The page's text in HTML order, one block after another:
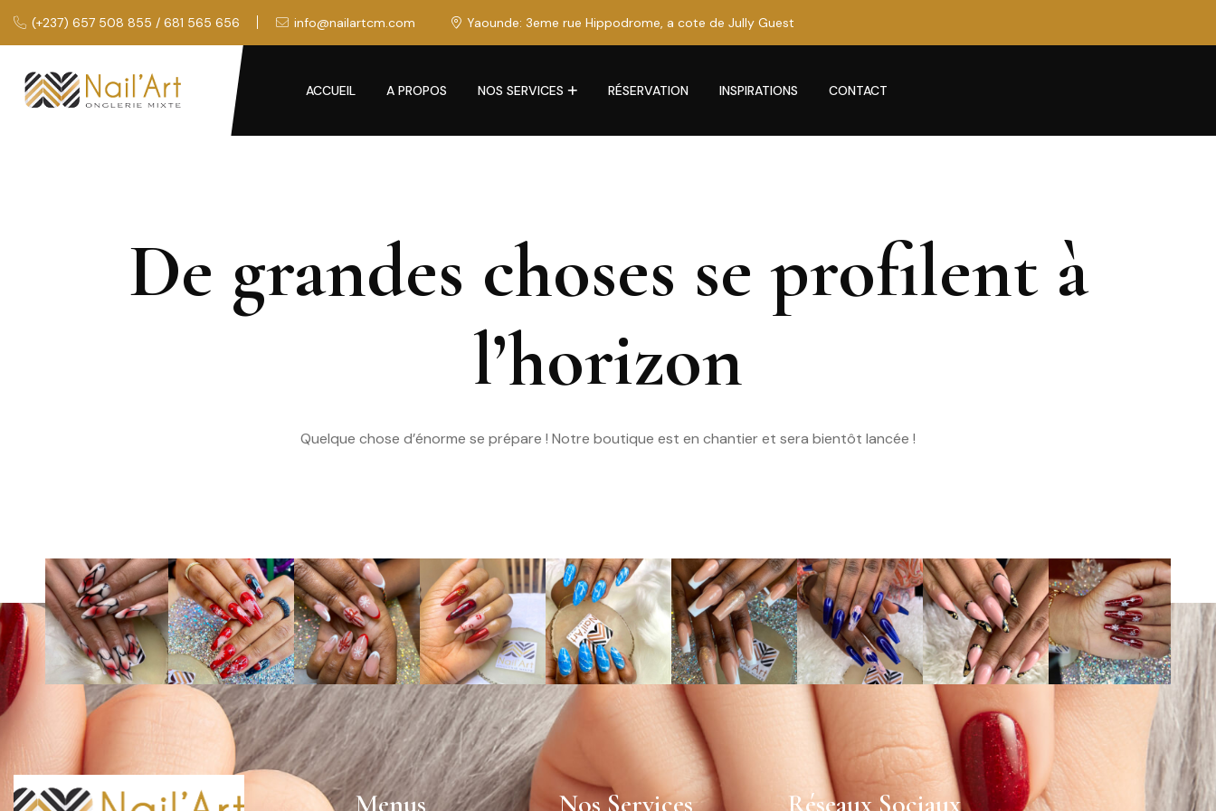
(+237) 657 508 855 / 681 565 656 info@nailartcm.com Yaounde: 3eme rue Hippodrome, a cote de Jully Guest
ACCUEIL A PROPOS NOS SERVICES RÉSERVATION INSPIRATIONS CONTACT
De grandes choses se profilent à
l’horizon
Quelque chose d’énorme se prépare ! Notre boutique est en chantier et sera bientôt lancée !
Menus Nos Services Réseaux Sociaux